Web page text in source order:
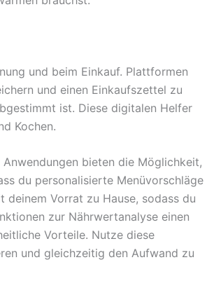
und beim Einkauf. Plattformen
und einen Einkaufszettel zu
ist. Diese digitalen Helfer
Kochen.
bieten die Möglichkeit,
du personalisierte Menüvorschläge
deinem Vorrat zu Hause, sodass du
zur Nährwertanalyse einen
Vorteile. Nutze diese
und gleichzeitig den Aufwand zu